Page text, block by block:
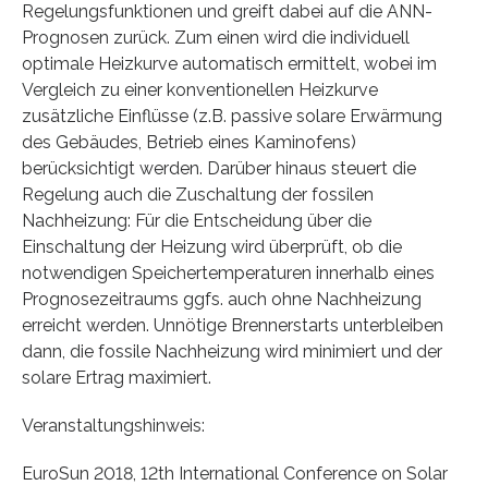
Regelungsfunktionen und greift dabei auf die ANN-
Prognosen zurück. Zum einen wird die individuell
optimale Heizkurve automatisch ermittelt, wobei im
Vergleich zu einer konventionellen Heizkurve
zusätzliche Einflüsse (z.B. passive solare Erwärmung
des Gebäudes, Betrieb eines Kaminofens)
berücksichtigt werden. Darüber hinaus steuert die
Regelung auch die Zuschaltung der fossilen
Nachheizung: Für die Entscheidung über die
Einschaltung der Heizung wird überprüft, ob die
notwendigen Speichertemperaturen innerhalb eines
Prognosezeitraums ggfs. auch ohne Nachheizung
erreicht werden. Unnötige Brennerstarts unterbleiben
dann, die fossile Nachheizung wird minimiert und der
solare Ertrag maximiert.
Veranstaltungshinweis:
EuroSun 2018, 12th International Conference on Solar